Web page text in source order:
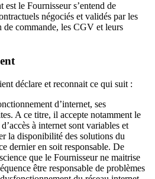
le Fournisseur s’entend de
négociés et validés par les
de commande, les CGV et leurs
déclare et reconnait ce qui suit :
d’internet, ses
A ce titre, il accepte notamment le
à internet sont variables et
la disponibilité des solutions du
dernier en soit responsable. De
que le Fournisseur ne maitrise
être responsable de problèmes